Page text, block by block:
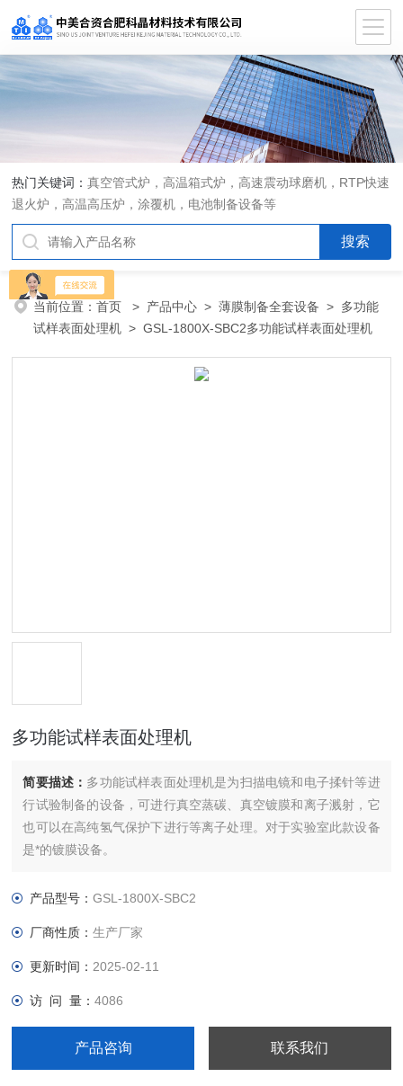
热门关键词：真空管式炉，高温箱式炉，高速震动球磨机，RTP快速
退火炉，高温高压炉，涂覆机，电池制备设备等
当前位置：首页 > 产品中心 >薄膜制备全套设备 > 多功能
试样表面处理机 > GSL-1800X-SBC2多功能试样表面处理机
多功能试样表面处理机
简要描述： 多功能试样表面处理机是为扫描电镜和电子揉针等进
行试验制备的设备，可进行真空蒸碳、真空镀膜和离子溅射，它
也可以在高纯氢气保护下进行等离子处理。对于实验室此款设备
是*的镀膜设备。
产品型号：GSL-1800X-SBC2
厂商性质：生产厂家
更新时间： 2025-02-11
访 问 量：4086
产品咨询 联系我们